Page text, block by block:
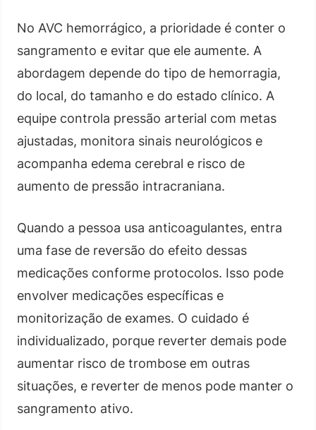
No AVC hemorrágico, a prioridade é conter o
sangramento e evitar que ele aumente. A
abordagem depende do tipo de hemorragia,
do local, do tamanho e do estado clínico. A
equipe controla pressão arterial com metas
ajustadas, monitora sinais neurológicos e
acompanha edema cerebral e risco de
aumento de pressão intracraniana.
Quando a pessoa usa anticoagulantes, entra
uma fase de reversão do efeito dessas
medicações conforme protocolos. Isso pode
envolver medicações específicas e
monitorização de exames. O cuidado é
individualizado, porque reverter demais pode
aumentar risco de trombose em outras
situações, e reverter de menos pode manter o
sangramento ativo.